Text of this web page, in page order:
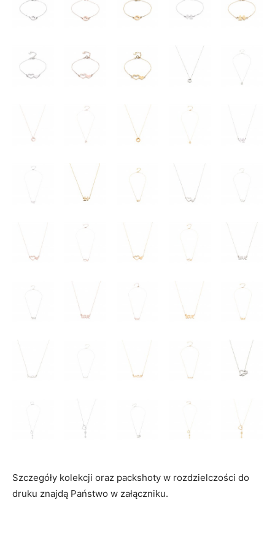
Szczegóły kolekcji oraz packshoty w rozdzielczości do
druku znajdą Państwo w załączniku.